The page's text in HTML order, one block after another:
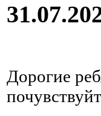
Дорогие